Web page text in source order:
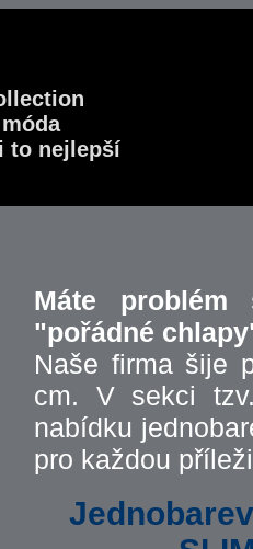
to nejlepší
Máte
"pořádné
Naše firma šije
cm. V sekci
nabídku
pro každou